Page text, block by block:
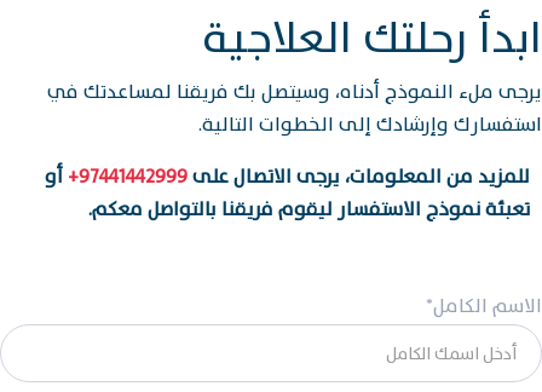
ابدأ رحلتك العلاجية
يرجى ملء النموذج أدناه، وسيتصل بك فريقنا لمساعدتك في
استفسارك وإرشادك إلى الخطوات التالية.
للمزيد من المعلومات، يرجى الاتصال على97441442999+ أو
تعبئة نموذج الاستفسار ليقوم فريقنا بالتواصل معكم.
الاسم الكامل*